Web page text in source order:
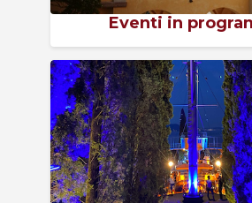
Orari di apertura e prezzi
Acquista Biglietti
Contatti
Modulo reclami –
Eventi in